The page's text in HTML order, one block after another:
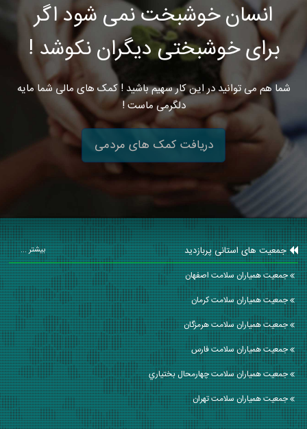
انسان خوشبخت نمی شود اگر
برای خوشبختی دیگران نکوشد !
شما هم می توانید در این کار سهیم باشید ! کمک های مالی شما مایه
دلگرمی ماست !
دریافت کمک های مردمی
جمعیت های استانی پربازدید بیشتر ...
جمعیت همیاران سلامت اصفهان
جمعیت همیاران سلامت كرمان
جمعیت همیاران سلامت هرمزگان
جمعیت همیاران سلامت فارس
جمعیت همیاران سلامت چهارمحال بختياري
جمعیت همیاران سلامت تهران